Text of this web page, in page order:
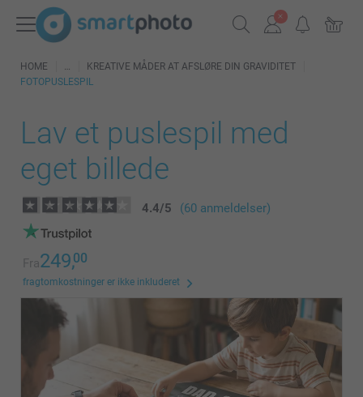
HOME
KREATIVE MÅDER AT AFSLØRE DIN GRAVIDITET
FOTOPUSLESPIL
Lav et puslespil med
eget billede
4.4/5 (60 anmeldelser)
Fra249,00
fragtomkostninger er ikke inkluderet